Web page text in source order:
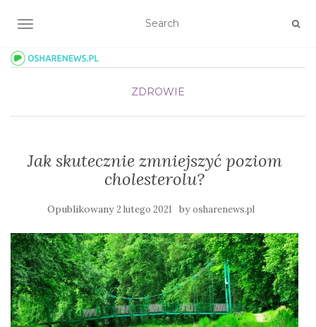
TOGGLE NAVIGATION
ZDROWIE
Jak skutecznie zmniejszyć poziom
cholesterolu?
Opublikowany2 lutego 2021 byosharenews.pl